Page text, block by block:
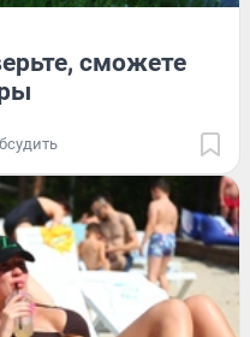
сможете